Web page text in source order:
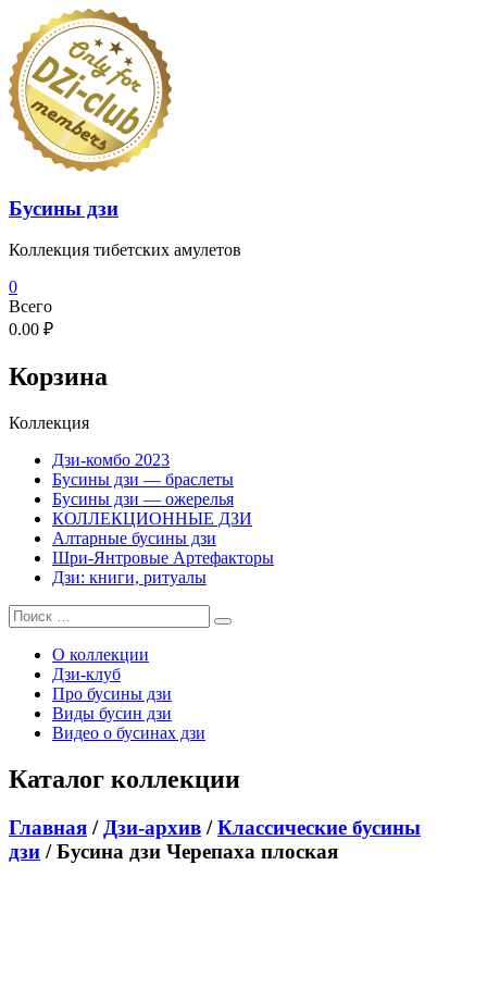
Перейти
содержимому
Бусины дзи
Коллекция тибетских амулетов
0
Всего
0.00 ₽
Корзина
Коллекция
Дзи-комбо 2023
Бусины дзи — браслеты
Бусины дзи — ожерелья
КОЛЛЕКЦИОННЫЕ ДЗИ
Алтарные бусины дзи
Шри-Янтровые Артефакторы
Дзи: книги, ритуалы
О коллекции
Дзи-клуб
Про бусины дзи
Виды бусин дзи
Видео о бусинах дзи
Каталог коллекции
Главная / Дзи-архив /Классические бусины
дзи / Бусина дзи Черепаха плоская